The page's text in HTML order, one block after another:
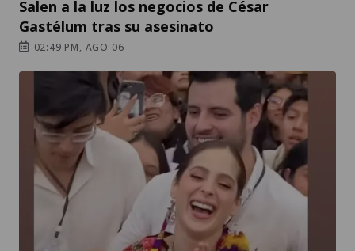
Salen a la luz los negocios de César
Gastélum tras su asesinato
02:49 PM, AGO 06